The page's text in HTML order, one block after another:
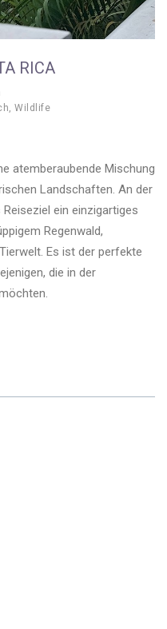
RICA
, Wildlife
atemberaubende Mischung
Landschaften. An der
ein einzigartiges
Regenwald,
Es ist der perfekte
die in der